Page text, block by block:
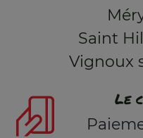
Saint
Vignoux
Le